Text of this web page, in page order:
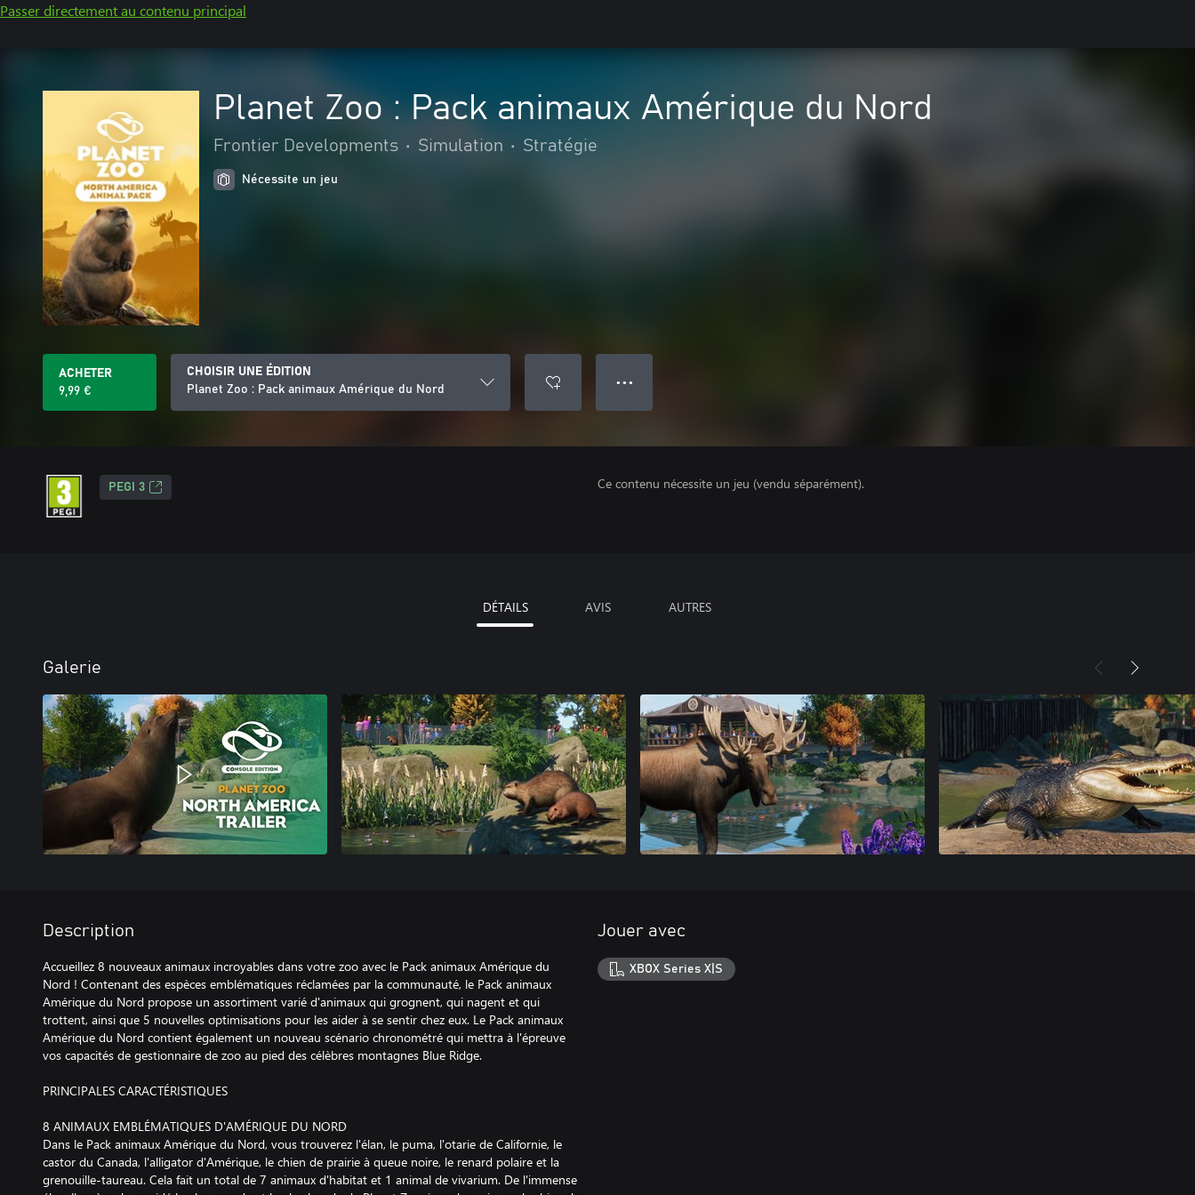
Passer directement au contenu principal
Planet Zoo : Pack animaux Amérique du Nord
Frontier Developments • Simulation • Stratégie
Nécessite un jeu
ACHETER
9,99 €
CHOISIR UNE ÉDITION
Planet Zoo : Pack animaux Amérique du Nord
● ● ●
PEGI 3 Ce contenu nécessite un jeu (vendu séparément).
DÉTAILS AVIS AUTRES
Galerie
Description
Accueillez 8 nouveaux animaux incroyables dans votre zoo avec le Pack animaux Amérique du
Nord ! Contenant des espèces emblématiques réclamées par la communauté, le Pack animaux
Amérique du Nord propose un assortiment varié d'animaux qui grognent, qui nagent et qui
trottent, ainsi que 5 nouvelles optimisations pour les aider à se sentir chez eux. Le Pack animaux
Amérique du Nord contient également un nouveau scénario chronométré qui mettra à l'épreuve
vos capacités de gestionnaire de zoo au pied des célèbres montagnes Blue Ridge.
PRINCIPALES CARACTÉRISTIQUES
8 ANIMAUX EMBLÉMATIQUES D'AMÉRIQUE DU NORD
Dans le Pack animaux Amérique du Nord, vous trouverez l'élan, le puma, l'otarie de Californie, le
castor du Canada, l'alligator d'Amérique, le chien de prairie à queue noire, le renard polaire et la
grenouille-taureau. Cela fait un total de 7 animaux d'habitat et 1 animal de vivarium. De l'immense
Jouer avec
XBOX Series X|S